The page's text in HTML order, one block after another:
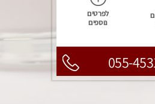
לפרטים
נוספים
055-